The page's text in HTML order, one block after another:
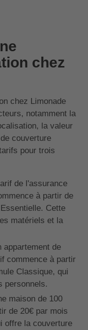
chez
chez Limonade
notamment la
la valeur
couverture
pour trois
de l'assurance
à partir de
Cette
matériels et la
appartement de
commence à partir
Classique, qui
personnels.
maison de 100
de 20€ par mois
offre la couverture